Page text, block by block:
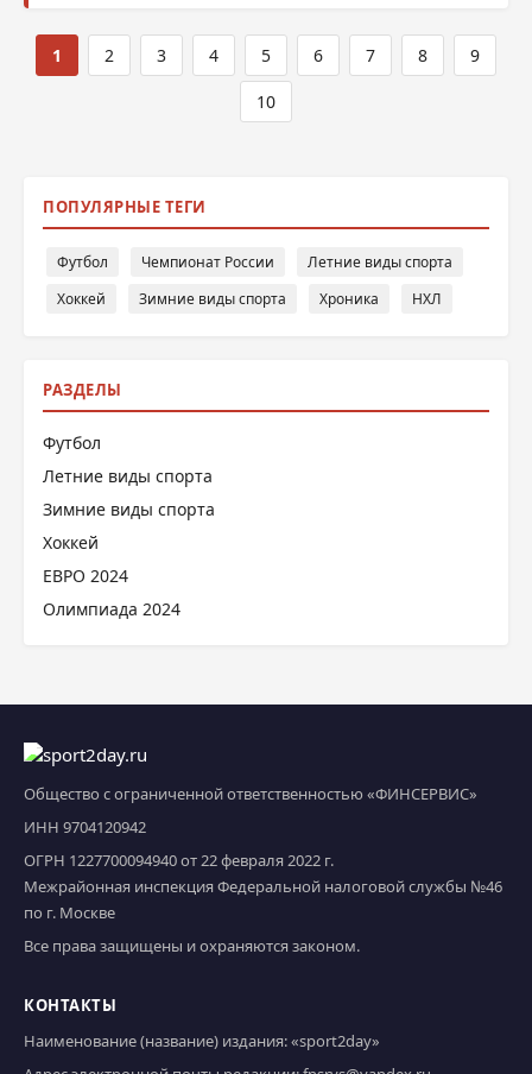
1 2 3 4 5 6 7 8 9
10
ПОПУЛЯРНЫЕ ТЕГИ
Футбол Чемпионат России
Летние виды спорта
Хоккей
Зимние виды спорта Хроника НХЛ
РАЗДЕЛЫ
Футбол
Летние виды спорта
Зимние виды спорта
Хоккей
ЕВРО 2024
Олимпиада 2024
Общество с ограниченной ответственностью «ФИНСЕРВИС»
ИНН 9704120942
ОГРН 1227700094940 от 22 февраля 2022 г.
Межрайонная инспекция Федеральной налоговой службы №46
по г. Москве
Все права защищены и охраняются законом.
КОНТАКТЫ
Наименование (название) издания: «sport2day»